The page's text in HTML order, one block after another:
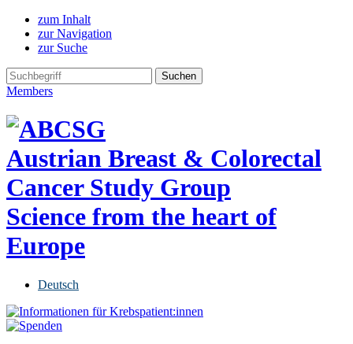
zum Inhalt
zur Navigation
zur Suche
Members
Austrian Breast & Colorectal
Cancer Study Group
Science from the heart of
Europe
Deutsch